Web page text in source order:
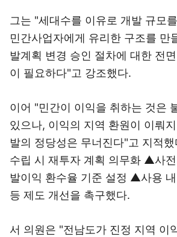
그는 "세대수를 이유로 개발 규모
민간사업자에게 유리한 구조를 만
발계획 변경 승인 절차에 대한 전
이 필요하다"고 강조했다.
이어 "민간이 이익을 취하는 것은
있으나, 이익의 지역 환원이 이뤄
발의 정당성은 무너진다"고 지적
수립 시 재투자 계획 의무화 ▲사
발이익 환수율 기준 설정 ▲사용
등 제도 개선을 촉구했다.
서 의원은 "전남도가 진정 지역 이